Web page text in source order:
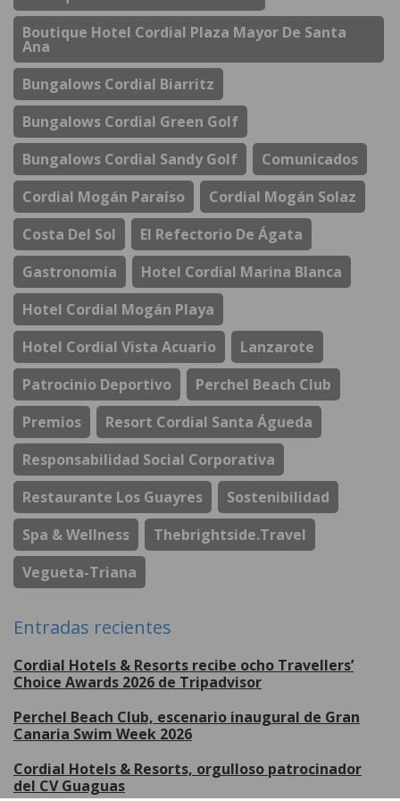
Boutique Hotel Cordial Plaza Mayor De Santa
Ana
Bungalows Cordial Biarritz
Bungalows Cordial Green Golf
Bungalows Cordial Sandy Golf
Comunicados
Cordial Mogán Paraíso
Cordial Mogán Solaz
Costa Del Sol
El Refectorio De Ágata
Gastronomía
Hotel Cordial Marina Blanca
Hotel Cordial Mogán Playa
Hotel Cordial Vista Acuario
Lanzarote
Patrocinio Deportivo
Perchel Beach Club
Premios
Resort Cordial Santa Águeda
Responsabilidad Social Corporativa
Restaurante Los Guayres
Sostenibilidad
Spa & Wellness
Thebrightside.travel
Vegueta-Triana
Entradas recientes
Cordial Hotels & Resorts recibe ocho Travellers’
Choice Awards 2026 de Tripadvisor
Perchel Beach Club, escenario inaugural de Gran
Canaria Swim Week 2026
Cordial Hotels & Resorts, orgulloso patrocinador
del CV Guaguas